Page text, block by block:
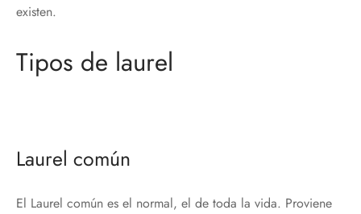
existen.
Tipos de laurel
Laurel común
El Laurel común es el normal, el de toda la vida. Proviene